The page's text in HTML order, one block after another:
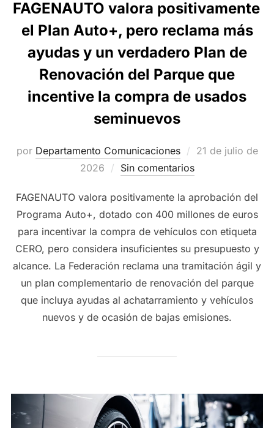
FAGENAUTO valora positivamente
el Plan Auto+, pero reclama más
ayudas y un verdadero Plan de
Renovación del Parque que
incentive la compra de usados
seminuevos
por Departamento Comunicaciones
Publicado
21 de julio de
2026
Sin comentarios
FAGENAUTO valora positivamente la aprobación del
Programa Auto+, dotado con 400 millones de euros
para incentivar la compra de vehículos con etiqueta
CERO, pero considera insuficientes su presupuesto y
alcance. La Federación reclama una tramitación ágil y
un plan complementario de renovación del parque
que incluya ayudas al achatarramiento y vehículos
nuevos y de ocasión de bajas emisiones.